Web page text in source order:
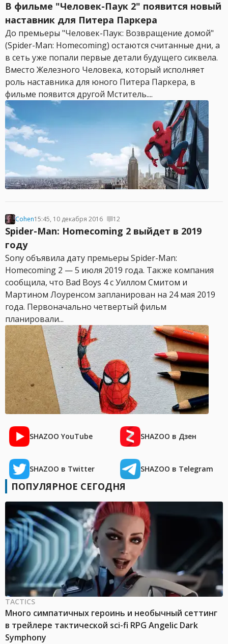
В фильме "Человек-Паук 2" появится новый
наставник для Питера Паркера
До премьеры "Человек-Паук: Возвращение домой"
(Spider-Man: Homecoming) остаются считанные дни, а
в сеть уже попали первые детали будущего сиквела.
Вместо Железного Человека, который исполняет
роль наставника для юного Питера Паркера, в
фильме появится другой Мститель....
Cohen15:45, 10 декабря 2016 12
Spider-Man: Homecoming 2 выйдет в 2019
году
Sony объявила дату премьеры Spider-Man:
Homecoming 2 — 5 июля 2019 года. Также компания
сообщила, что Bad Boys 4 с Уиллом Смитом и
Мартином Лоуренсом запланирован на 24 мая 2019
года. Первоначально четвертый фильм
планировали...
SHAZOO YouTube SHAZOO в Дзен
SHAZOO в Twitter SHAZOO в Telegram
ПОПУЛЯРНОЕ СЕГОДНЯ
TACTICS
Много симпатичных героинь и необычный сеттинг
в трейлере тактической sci-fi RPG Angelic Dark
Symphony